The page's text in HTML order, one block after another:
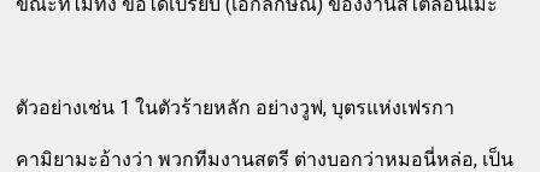
ตัวอย่างเช่น 1 ในตัวร้ายหลัก อย่างวูฟ, บุตรแห่งเฟรกา
คามิยามะอ้างว่า พวกทีมงานสตรี ต่างบอกว่าหมอนี่หล่อ, เป็น